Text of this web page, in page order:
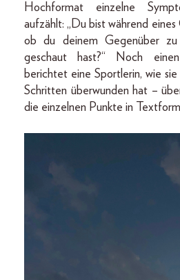
Hochformat einzelne
aufzählt: „Du bist während eines
ob du deinem Gegenüber
geschaut hast?“ Noch
berichtet eine Sportlerin, wie
Schritten überwunden hat –
die einzelnen Punkte in